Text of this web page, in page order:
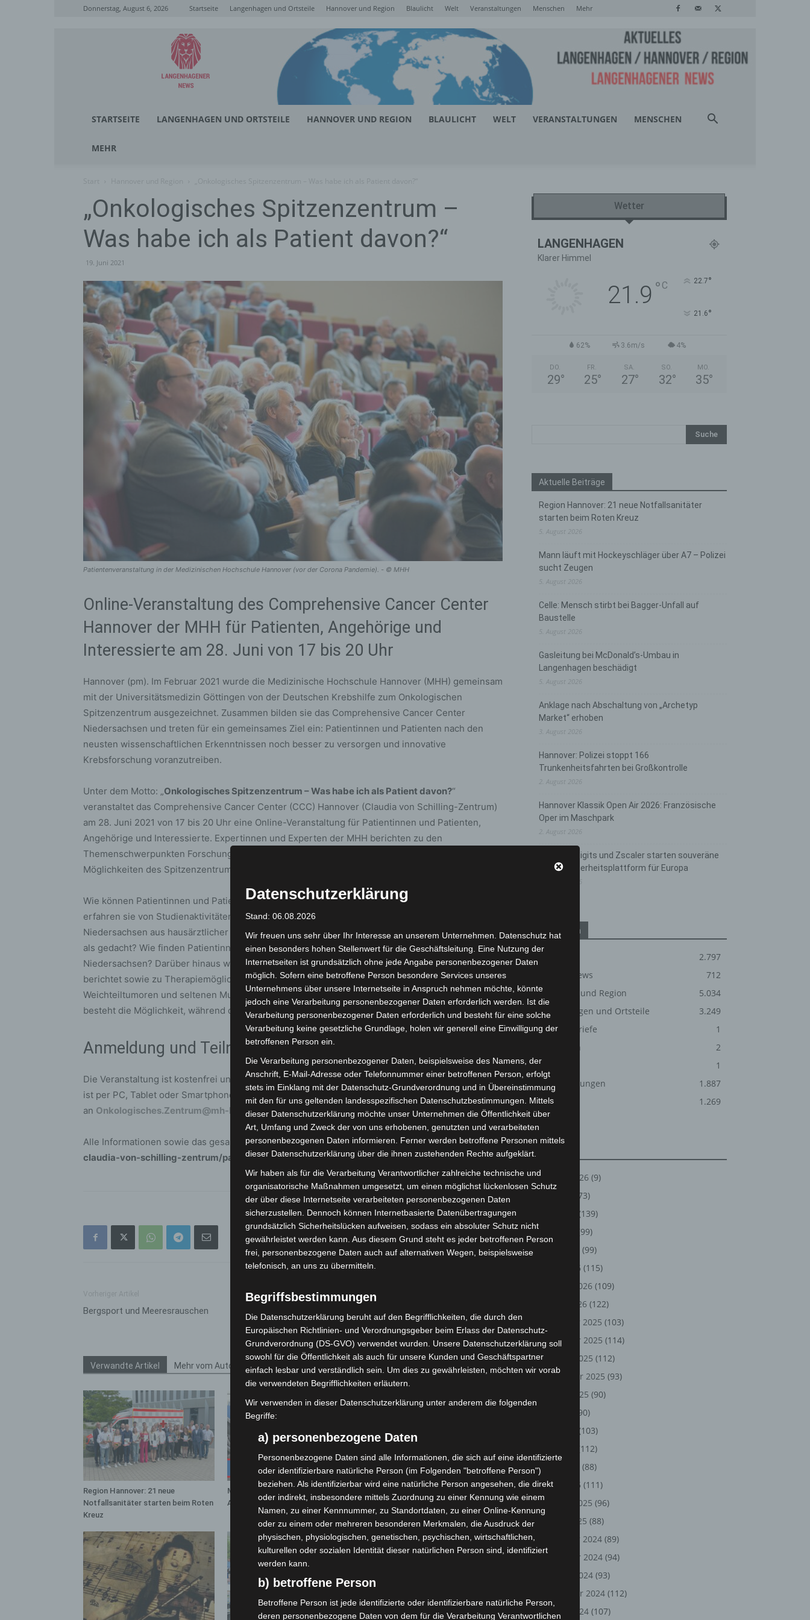
Donnerstag, August 6, 2026 Startseite Langenhagen und Ortsteile Hannover und Region Blaulicht Welt Veranstaltungen Menschen Mehr
Langenhagener
News
STARTSEITE LANGENHAGEN UND ORTSTEILE HANNOVER UND REGION BLAULICHT WELT VERANSTALTUNGEN MENSCHEN
MEHR
„Onkologisches Spitzenzentrum –
Was habe ich als Patient davon?“
19. Juni 2021
Patientenveranstaltung in der Medizinischen Hochschule Hannover (vor der Corona Pandemie). - © MHH
Online-Veranstaltung des Comprehensive Cancer Center
Hannover der MHH für Patienten, Angehörige und
Interessierte am 28. Juni von 17 bis 20 Uhr
Hannover (pm). Im Februar 2021 wurde die Medizinische Hochschule Hannover (MHH) gemeinsam
mit der Universitätsmedizin Göttingen von der Deutschen Krebshilfe zum Onkologischen
Spitzenzentrum ausgezeichnet. Zusammen bilden sie das Comprehensive Cancer Center
Niedersachsen und treten für ein gemeinsames Ziel ein: Patientinnen und Patienten nach den
neusten wissenschaftlichen Erkenntnissen noch besser zu versorgen und innovative
Krebsforschung voranzutreiben.
Unter dem Motto: „Onkologisches Spitzenzentrum – Was habe ich als Patient davon?“
veranstaltet das Comprehensive Cancer Center (CCC) Hannover (Claudia von Schilling-Zentrum)
am 28. Juni 2021 von 17 bis 20 Uhr eine Online-Veranstaltung für Patientinnen und Patienten,
Angehörige und Interessierte. Expertinnen und Experten der MHH berichten zu den
Themenschwerpunkten Forschung, Therapie und Nachsorge. Dabei stehen die Aufgaben und
Möglichkeiten des Spitzenzentrums im Mittelpunkt:
Wie können Patientinnen und Patienten an Studien mit neuen Medikamenten teilnehmen und wie
erfahren sie von Studienaktivitäten im CCC? Welche Vorteile bietet der Nachsorgepass in
Niedersachsen aus hausärztlicher Sicht? Erbliche Krebserkrankungen – kommen sie häufiger vor
als gedacht? Wie finden Patientinnen und Patienten psychoonkologische Angebote in
Niedersachsen? Darüber hinaus wird zur Rolle des Onkologischen Zentrums im Spitzenzentrum
berichtet sowie zu Therapiemöglichkeiten bei Tumoren des Magen-Darm Traktes, Knochen und
Weichteiltumoren und seltenen Mutationen beim Lungenkarzinom. Über eine Chatfunktion
besteht die Möglichkeit, während der Online-Veranstaltung Fragen zu stellen.
Anmeldung und Teilnahme
Die Veranstaltung ist kostenfrei und findet über Live-Event Microsoft Teams statt. Eine Teilnahme
ist per PC, Tablet oder Smartphone möglich. Anmeldungen per E-Mail
an Onkologisches.Zentrum@mh-hannover.demit dem Betreff „Onkologisches Spitzenzentrum“.
Alle Informationen sowie das gesamte Programm unterhttps://www.mhh.de/ccc-hannover-
claudia-von-schilling-zentrum/patientenveranstaltung
Bergsport und Meeresrauschen
antworten
Verwandte Artikel Mehr vom Autor
Region Hannover: 21 neue
Notfallsanitäter starten beim Roten
Kreuz
Mann läuft mit Hockeyschläger über
A7 – Polizei sucht Zeugen
Trunkenheitsfahrten bei
Großkontrolle
Wetter
LANGENHAGEN
Klarer Himmel
21.9 ° C 22.7°
21.6°
62% 3.6m/s 4%
DO.
29°
FR.
25°
SA.
27°
SO.
32°
MO.
35°
Aktuelle Beiträge
Region Hannover: 21 neue Notfallsanitäter
starten beim Roten Kreuz
5. August 2026
Mann läuft mit Hockeyschläger über A7 – Polizei
sucht Zeugen
5. August 2026
Celle: Mensch stirbt bei Bagger-Unfall auf
Baustelle
5. August 2026
Gasleitung bei McDonald’s-Umbau in
Langenhagen beschädigt
5. August 2026
Anklage nach Abschaltung von „Archetyp
Market“ erhoben
3. August 2026
Hannover: Polizei stoppt 166
Trunkenheitsfahrten bei Großkontrolle
2. August 2026
Hannover Klassik Open Air 2026: Französische
Oper im Maschpark
2. August 2026
Schwarz Digits und Zscaler starten souveräne
Cloud-Sicherheitsplattform für Europa
Kategorien
2.797
Corona-News
712
Hannover und Region
5.034
Langenhagen und Ortsteile
3.249
Leserbriefe
1
Menschen
2
Über uns
1
Veranstaltungen
1.887
Welt
1.269
August 2026 (9)
(73)
(139)
(99)
(99)
März 2026 (115)
Februar 2026 (109)
Januar 2026 (122)
Dezember 2025 (103)
November 2025 (114)
Oktober 2025 (112)
September 2025 (93)
August 2025 (90)
(90)
(103)
(112)
April 2025
(88)
März 2025 (111)
Februar 2025 (96)
Januar 2025 (88)
Dezember 2024 (89)
November 2024 (94)
Oktober 2024 (93)
September 2024 (112)
August 2024 (107)
Datenschutzerklärung
Stand: 06.08.2026
Wir freuen uns sehr über Ihr Interesse an unserem Unternehmen. Datenschutz hat
einen besonders hohen Stellenwert für die Geschäftsleitung. Eine Nutzung der
Internetseiten ist grundsätzlich ohne jede Angabe personenbezogener Daten
möglich. Sofern eine betroffene Person besondere Services unseres
Unternehmens über unsere Internetseite in Anspruch nehmen möchte, könnte
jedoch eine Verarbeitung personenbezogener Daten erforderlich werden. Ist die
Verarbeitung personenbezogener Daten erforderlich und besteht für eine solche
Verarbeitung keine gesetzliche Grundlage, holen wir generell eine Einwilligung der
betroffenen Person ein.
Die Verarbeitung personenbezogener Daten, beispielsweise des Namens, der
Anschrift, E-Mail-Adresse oder Telefonnummer einer betroffenen Person, erfolgt
stets im Einklang mit der Datenschutz-Grundverordnung und in Übereinstimmung
mit den für uns geltenden landesspezifischen Datenschutzbestimmungen. Mittels
dieser Datenschutzerklärung möchte unser Unternehmen die Öffentlichkeit über
Art, Umfang und Zweck der von uns erhobenen, genutzten und verarbeiteten
personenbezogenen Daten informieren. Ferner werden betroffene Personen mittels
dieser Datenschutzerklärung über die ihnen zustehenden Rechte aufgeklärt.
Wir haben als für die Verarbeitung Verantwortlicher zahlreiche technische und
organisatorische Maßnahmen umgesetzt, um einen möglichst lückenlosen Schutz
der über diese Internetseite verarbeiteten personenbezogenen Daten
sicherzustellen. Dennoch können Internetbasierte Datenübertragungen
grundsätzlich Sicherheitslücken aufweisen, sodass ein absoluter Schutz nicht
gewährleistet werden kann. Aus diesem Grund steht es jeder betroffenen Person
frei, personenbezogene Daten auch auf alternativen Wegen, beispielsweise
telefonisch, an uns zu übermitteln.
Begriffsbestimmungen
Die Datenschutzerklärung beruht auf den Begrifflichkeiten, die durch den
Europäischen Richtlinien- und Verordnungsgeber beim Erlass der Datenschutz-
Grundverordnung (DS-GVO) verwendet wurden. Unsere Datenschutzerklärung soll
sowohl für die Öffentlichkeit als auch für unsere Kunden und Geschäftspartner
einfach lesbar und verständlich sein. Um dies zu gewährleisten, möchten wir vorab
die verwendeten Begrifflichkeiten erläutern.
Wir verwenden in dieser Datenschutzerklärung unter anderem die folgenden
Begriffe:
a) personenbezogene Daten
Personenbezogene Daten sind alle Informationen, die sich auf eine identifizierte
oder identifizierbare natürliche Person (im Folgenden "betroffene Person")
beziehen. Als identifizierbar wird eine natürliche Person angesehen, die direkt
oder indirekt, insbesondere mittels Zuordnung zu einer Kennung wie einem
Namen, zu einer Kennnummer, zu Standortdaten, zu einer Online-Kennung
oder zu einem oder mehreren besonderen Merkmalen, die Ausdruck der
physischen, physiologischen, genetischen, psychischen, wirtschaftlichen,
kulturellen oder sozialen Identität dieser natürlichen Person sind, identifiziert
werden kann.
b) betroffene Person
Betroffene Person ist jede identifizierte oder identifizierbare natürliche Person,
deren personenbezogene Daten von dem für die Verarbeitung Verantwortlichen